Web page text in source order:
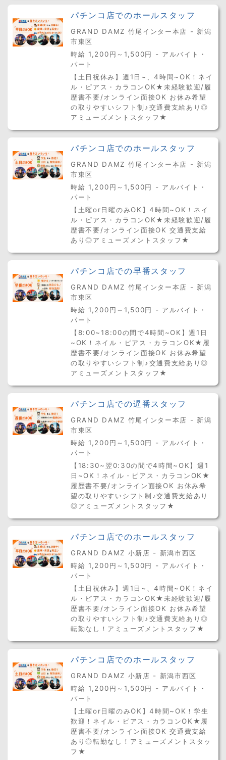
パチンコ店でのホールスタッフ
GRAND DAMZ 竹尾インター本店 - 新潟
市東区
時給 1,200円～1,500円 - アルバイト・
パート
【土日祝休み】週1日~、4時間~OK！ネイ
ル・ピアス・カラコンOK★未経験歓迎/履
歴書不要/オンライン面接OK お休み希望
の取りやすいシフト制♪交通費支給あり◎
アミューズメントスタッフ★
パチンコ店でのホールスタッフ
GRAND DAMZ 竹尾インター本店 - 新潟
市東区
時給 1,200円～1,500円 - アルバイト・
パート
【土曜or日曜のみOK】4時間~OK！ネイ
ル・ピアス・カラコンOK★未経験歓迎/履
歴書不要/オンライン面接OK 交通費支給
あり◎アミューズメントスタッフ★
パチンコ店での早番スタッフ
GRAND DAMZ 竹尾インター本店 - 新潟
市東区
時給 1,200円～1,500円 - アルバイト・
パート
【8:00~18:00の間で4時間~OK】週1日
~OK！ネイル・ピアス・カラコンOK★履
歴書不要/オンライン面接OK お休み希望
の取りやすいシフト制♪交通費支給あり◎
アミューズメントスタッフ★
パチンコ店での遅番スタッフ
GRAND DAMZ 竹尾インター本店 - 新潟
市東区
時給 1,200円～1,500円 - アルバイト・
パート
【18:30~翌0:30の間で4時間~OK】週1
日~OK！ネイル・ピアス・カラコンOK★
履歴書不要/オンライン面接OK お休み希
望の取りやすいシフト制♪交通費支給あり
◎アミューズメントスタッフ★
パチンコ店でのホールスタッフ
GRAND DAMZ 小新店 - 新潟市西区
時給 1,200円～1,500円 - アルバイト・
パート
【土日祝休み】週1日~、4時間~OK！ネイ
ル・ピアス・カラコンOK★未経験歓迎/履
歴書不要/オンライン面接OK お休み希望
の取りやすいシフト制♪交通費支給あり◎
転勤なし！アミューズメントスタッフ★
パチンコ店でのホールスタッフ
GRAND DAMZ 小新店 - 新潟市西区
時給 1,200円～1,500円 - アルバイト・
パート
【土曜or日曜のみOK】4時間~OK！学生
歓迎！ネイル・ピアス・カラコンOK★履
歴書不要/オンライン面接OK 交通費支給
あり◎転勤なし！アミューズメントスタッ
フ★